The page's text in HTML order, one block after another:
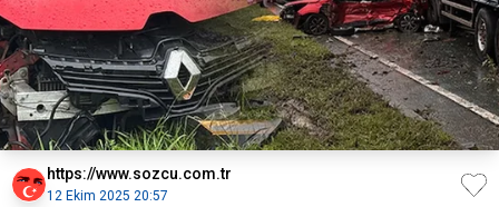
https://www.sozcu.com.tr
12 Ekim 2025 20:57